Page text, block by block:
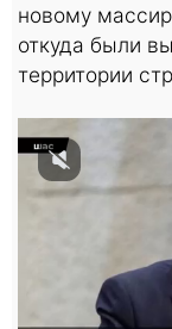
новому
откуда были
территории